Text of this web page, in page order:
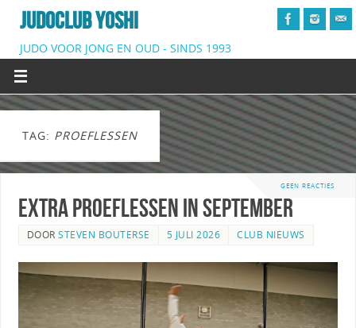
JUDOCLUB YOSHI
JUDO VOOR JONG EN OUD - SINDS 1993
TAG: PROEFLESSEN
GEEN REACTIES
Extra proeflessen in September
DOORSTEVEN BOUTERSE 5 JULI 2026 CLUB NIEUWS